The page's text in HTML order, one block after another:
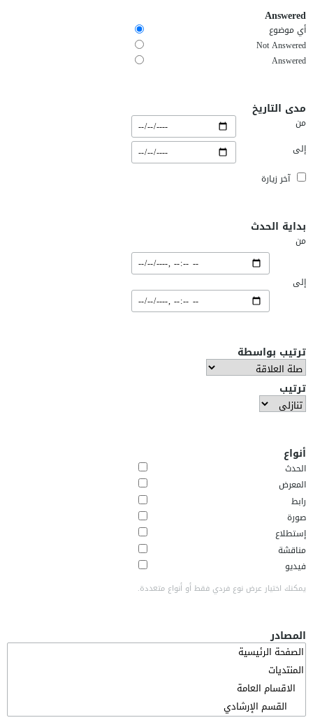
Answered
أي موضوع
Not Answered
Answered
مدى التاريخ
من
إلى
آخر زيارة
بداية الحدث
من
إلى
ترتيب بواسطة
ترتيب
أنواع
الحدث
المعرض
رابط
صورة
إستطلاع
مناقشة
فيديو
يمكنك اختيار عرض نوع فردي فقط أو أنواع متعددة.
المصادر